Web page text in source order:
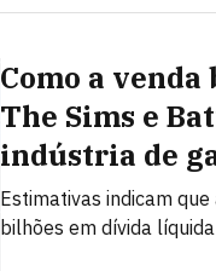
Como a
The Sims e
indústria de
Estimativas indicam
bilhões em dívida